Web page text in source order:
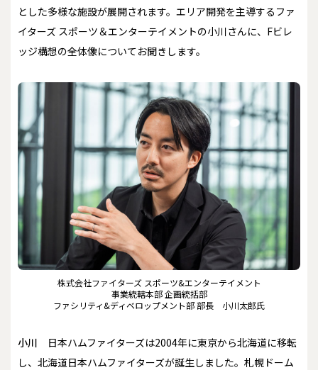
とした多様な施設が展開されます。エリア開発を主導するファ
イターズ スポーツ＆エンターテイメントの小川さんに、Fビレ
ッジ構想の全体像についてお聞きします。
株式会社ファイターズ スポーツ&エンターテイメント
事業統轄本部 企画統括部
ファシリティ&ディベロップメント部 部長 小川太郎氏
小川
日本ハムファイターズは2004年に東京から北海道に移転
し、北海道日本ハムファイターズが誕生しました。札幌ドーム